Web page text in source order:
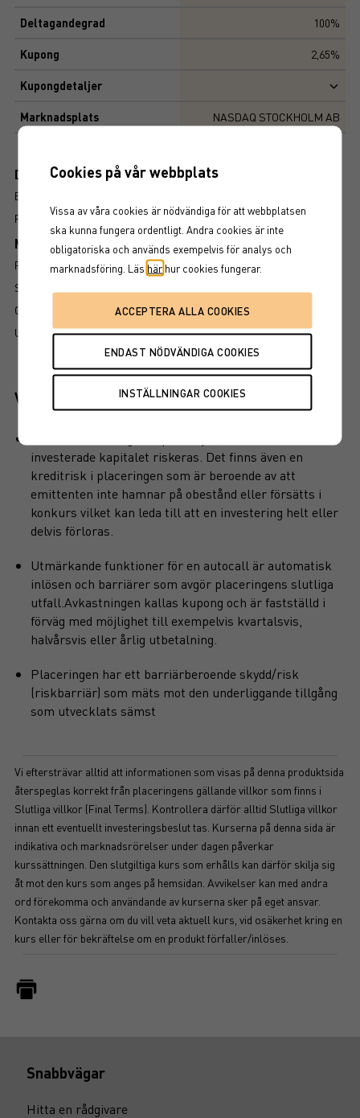
Deltagandegrad 100%
Kupong 2,65%
Kupongdetaljer
Marknadsplats NASDAQ STOCKHOLM AB
Dokument
BROSCHYR
FAKTABLAD
Mer information om produkten
RISK
SÅ LÄSER DU FAKTABLADET
GRUNDPROSPEKT
UTSKRIFT
Viktiga egenskaper
investerade kapitalet riskeras. Det finns även en
kreditrisk i placeringen som är beroende av att
emittenten inte hamnar på obestånd eller försätts i
konkurs vilket kan leda till att en investering helt eller
delvis förloras.
Utmärkande funktioner för en autocall är automatisk
inlösen och barriärer som avgör placeringens slutliga
utfall.Avkastningen kallas kupong och är fastställd i
förväg med möjlighet till exempelvis kvartalsvis,
halvårsvis eller årlig utbetalning.
Placeringen har ett barriärberoende skydd/risk
(riskbarriär) som mäts mot den underliggande tillgång
som utvecklats sämst
Vi eftersträvar alltid att informationen som visas på denna produktsida
återspeglas korrekt från placeringens gällande villkor som finns i
Slutliga villkor (Final Terms). Kontrollera därför alltid Slutliga villkor
innan ett eventuellt investeringsbeslut tas. Kurserna på denna sida är
indikativa och marknadsrörelser under dagen påverkar
kurssättningen. Den slutgiltiga kurs som erhålls kan därför skilja sig
åt mot den kurs som anges på hemsidan. Avvikelser kan med andra
ord förekomma och användande av kurserna sker på eget ansvar.
Kontakta oss gärna om du vill veta aktuell kurs, vid osäkerhet kring en
kurs eller för bekräftelse om en produkt förfaller/inlöses.
Snabbvägar
Hitta en rådgivare
Cookies på vår webbplats
Vissa av våra cookies är nödvändiga för att webbplatsen
ska kunna fungera ordentligt. Andra cookies är inte
obligatoriska och används exempelvis för analys och
marknadsföring. Läs här hur cookies fungerar.